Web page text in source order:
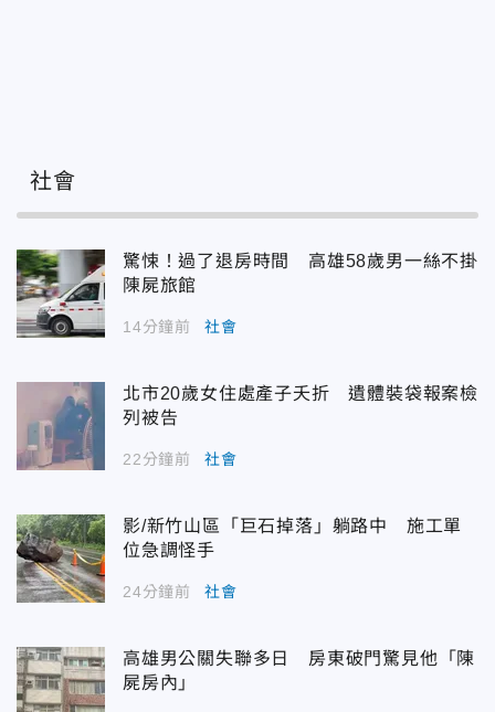
社會
驚悚！過了退房時間 高雄58歲男一絲不掛
陳屍旅館
14分鐘前 社會
北市20歲女住處產子夭折 遺體裝袋報案檢
列被告
22分鐘前 社會
影/新竹山區「巨石掉落」躺路中 施工單
位急調怪手
24分鐘前 社會
高雄男公關失聯多日 房東破門驚見他「陳
屍房內」